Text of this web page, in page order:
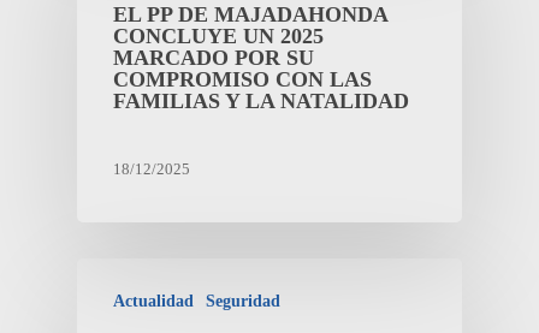
EL PP DE MAJADAHONDA
CONCLUYE UN 2025
MARCADO POR SU
COMPROMISO CON LAS
FAMILIAS Y LA NATALIDAD
18/12/2025
Actualidad Seguridad